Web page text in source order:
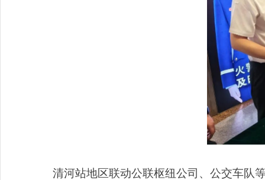
清河站地区联动公联枢纽公司、公交车队等